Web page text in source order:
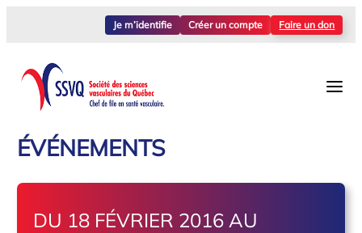
Je m’identifie Créer un compte Faire un don
ÉVÉNEMENTS
DU 18 FÉVRIER 2016 AU